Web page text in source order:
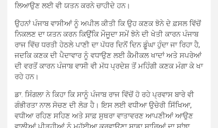
ਲਿਆਉਣ ਲਈ ਵੀ ਯਤਨ ਕਰਨੇ ਚਾਹੀਦੇ ਹਨ।
ਉਹਨਾਂ ਪੰਜਾਬ ਵਾਸੀਆਂ ਨੂੰ ਅਪੀਲ ਕੀਤੀ ਕਿ ਉਹ ਕਣਕ ਝੋਨੇ ਦੇ ਫ਼ਸਲ ਵਿੱਚੋਂ
ਨਿਕਲਣ ਦਾ ਯਤਨ ਕਰਨ ਕਿਉਂਕਿ ਮੌਜੂਦਾ ਸਮੇਂ ਝੋਨੇ ਦੀ ਖੇਤੀ ਕਾਰਨ ਪੰਜਾਬ
ਰਾਜ ਵਿੱਚ ਧਰਤੀ ਹੇਠਲੇ ਪਾਣੀ ਦਾ ਪੱਧਰ ਦਿਨੋਂ ਦਿਨ ਡੂੰਘਾ ਹੁੰਦਾ ਜਾ ਰਿਹਾ ਹੈ,
ਜਦਕਿ ਕਣਕ ਦੀ ਪੈਦਾਵਾਰ ਨੂੰ ਵਧਾਉਣ ਲਈ ਕੈਮੀਕਲ ਖਾਦਾਂ ਅਤੇ ਸਪਰੇਆਂ
ਦੀ ਵਰਤੋਂ ਕਾਰਨ ਪੰਜਾਬ ਵਾਸੀ ਵੀ ਮੱਧ ਪ੍ਰਦੇਸ਼ ਤੋਂ ਮਹਿੰਗੀ ਕਣਕ ਮੰਗਾ ਕੇ ਖਾ
ਰਹੇ ਹਨ।
ਡਾ. ਸਿੰਗਲਾ ਨੇ ਕਿਹਾ ਕਿ ਸਾਨੂੰ ਪੰਜਾਬ ਰਾਜ ਵਿੱਚੋਂ ਹੋ ਰਹੇ ਪ੍ਰਵਾਸ ਬਾਰੇ ਵੀ
ਗੰਭੀਰਤਾ ਨਾਲ ਸੋਚਣ ਦੀ ਲੋੜ ਹੈ। ਇਸ ਲਈ ਵਧੀਆ ਉਚੇਰੀ ਸਿੱਖਿਆ,
ਵਧੀਆ ਰਹਿਣ ਸਹਿਣ ਅਤੇ ਸਾਫ਼ ਸੁਥਰਾ ਵਾਤਾਵਰਣ ਆਪਣੀਆਂ ਆਉਣ